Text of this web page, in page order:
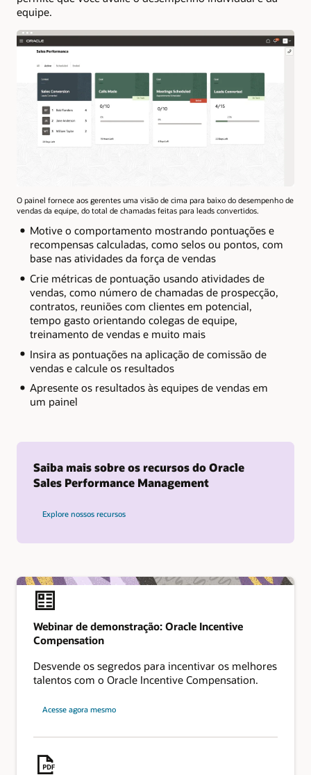
Webinar de demonstração: Oracle Incentive
Compensation
Desvende os segredos para incentivar os melhores
talentos com o Oracle Incentive Compensation.
Acesse agora mesmo
equipe.
O painel fornece aos gerentes uma visão de cima para baixo do desempenho de
vendas da equipe, do total de chamadas feitas para leads convertidos.
Motive o comportamento mostrando pontuações e
recompensas calculadas, como selos ou pontos, com
base nas atividades da força de vendas
Crie métricas de pontuação usando atividades de
vendas, como número de chamadas de prospecção,
contratos, reuniões com clientes em potencial,
tempo gasto orientando colegas de equipe,
treinamento de vendas e muito mais
Insira as pontuações na aplicação de comissão de
vendas e calcule os resultados
Apresente os resultados às equipes de vendas em
um painel
Saiba mais sobre os recursos do Oracle
Sales Performance Management
Explore nossos recursos